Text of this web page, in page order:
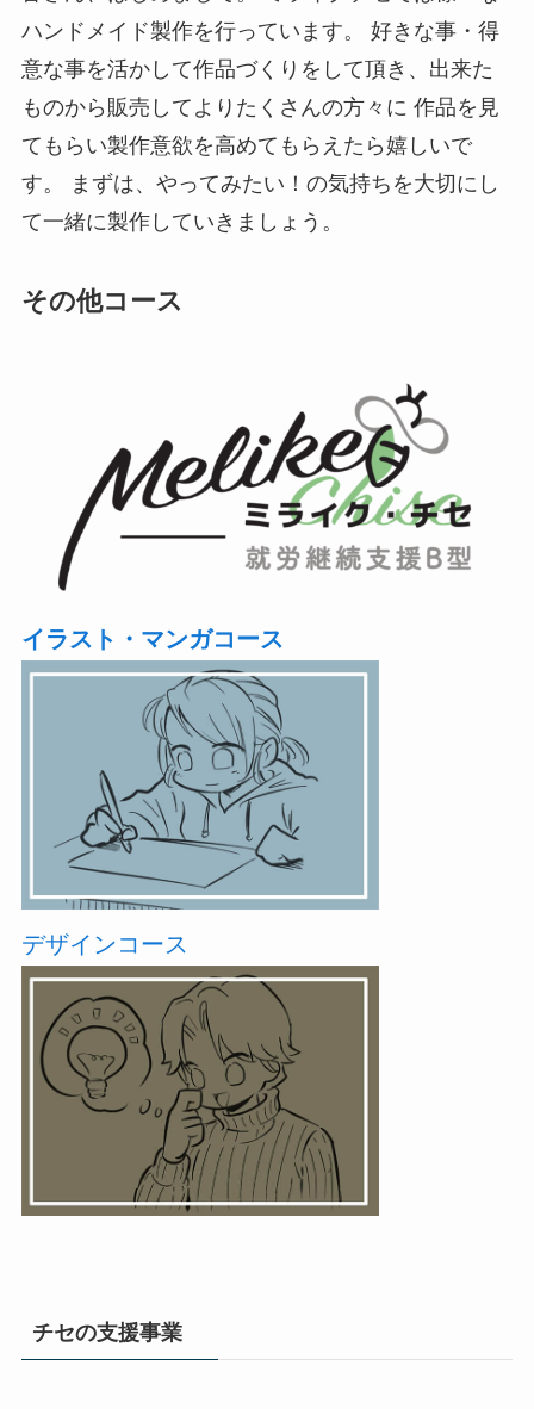
ハンドメイド製作を行っています。 好きな事・得
意な事を活かして作品づくりをして頂き、出来た
ものから販売してよりたくさんの方々に 作品を見
てもらい製作意欲を高めてもらえたら嬉しいで
す。 まずは、やってみたい！の気持ちを大切にし
て一緒に製作していきましょう。
その他コース
イラスト・マンガコース
デザインコース
チセの支援事業